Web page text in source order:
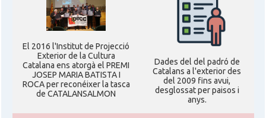
El 2016 l'Institut de Projecció
Exterior de la Cultura
Catalana ens atorgà el PREMI
JOSEP MARIA BATISTA I
ROCA per reconéixer la tasca
de CATALANSALMON
Dades del del padró de
Catalans a l'exterior des
del 2009 fins avui,
desglossat per paisos i
anys.